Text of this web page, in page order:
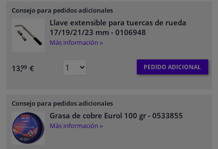
Consejo para pedidos adicionales
Llave extensible para tuercas de rueda
17/19/21/23 mm - 0106948
Más información »
13,99 € PEDIDO ADICIONAL
Consejo para pedidos adicionales
Grasa de cobre Eurol 100 gr - 0533855
Más información »